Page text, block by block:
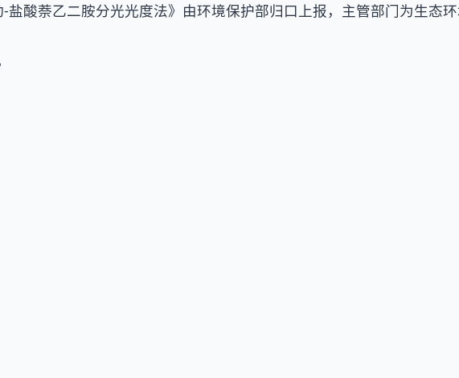
酸萘乙二胺分光光度法》由环境保护部归口上报，主管部门为生态